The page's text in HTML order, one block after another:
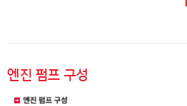
엔진 펌프 구성